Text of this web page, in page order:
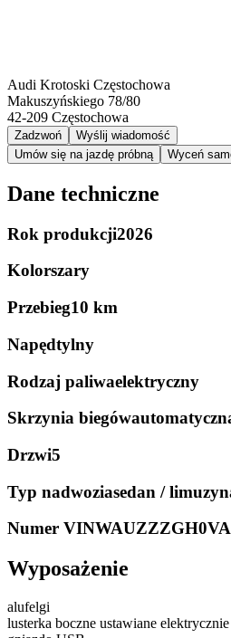
Audi Krotoski Częstochowa
Makuszyńskiego 78/80
42-209 Częstochowa
Zadzwoń
Wyślij wiadomość
Umów się na jazdę próbną
Wyceń
Dane techniczne
Rok produkcji2026
Kolorszary
Przebieg10 km
Napędtylny
Rodzaj paliwaelektryczny
Skrzynia biegów
Drzwi5
Typ nadwoziasedan /
Numer VIN
Wyposażenie
alufelgi
lusterka boczne ustawiane elektrycznie